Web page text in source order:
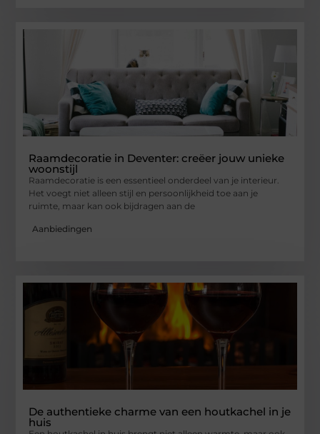
Raamdecoratie in Deventer: creëer jouw unieke
woonstijl
Raamdecoratie is een essentieel onderdeel van je interieur.
Het voegt niet alleen stijl en persoonlijkheid toe aan je
ruimte, maar kan ook bijdragen aan de
Aanbiedingen
De authentieke charme van een houtkachel in je
huis